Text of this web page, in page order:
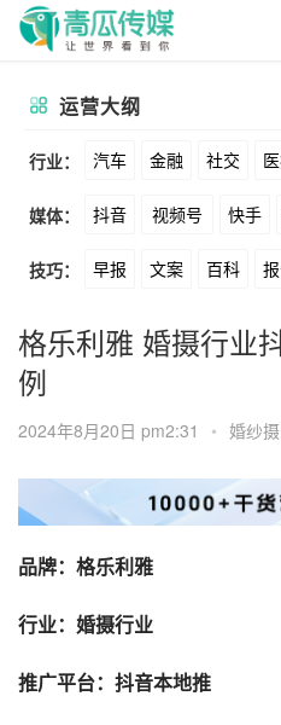
运营大纲
行业： 汽车 金融 社交
动漫 美妆 美食
酒旅 母婴 宠物
广告 元宇宙 房地产
媒体： 抖音 视频号 快手
公众号 B站 小红书
Soul 360 百度 搜
Tiktok YouTube
技巧： 早报 文案 百科
卖货 脚本 话术
数据 拉新 活动
元宇宙 跨境
格乐利雅 婚摄行业
例
2024年8月20日 pm2:31 • 婚纱
品牌： 格乐利雅
行业：婚摄行业
推广平台： 抖音本地推